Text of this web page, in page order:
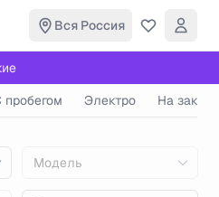
Вся Россия
пробегом Электро На заказ
Модель